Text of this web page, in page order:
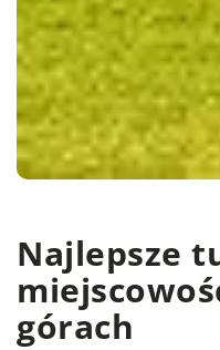
Najlepsze
górach